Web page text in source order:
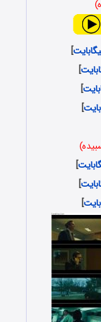
]
]
]
]
]
]
]